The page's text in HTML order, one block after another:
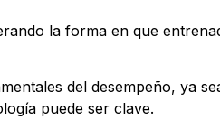
la forma en que
del desempeño, ya
puede ser clave.